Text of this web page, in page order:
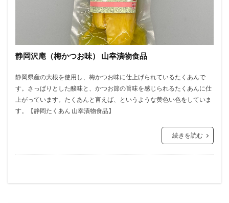
静岡沢庵（梅かつお味） 山幸漬物食品
静岡県産の大根を使用し、梅かつお味に仕上げられているたくあんで
す。さっぱりとした酸味と、かつお節の旨味を感じられるたくあんに仕
上がっています。たくあんと言えば、というような黄色い色をしていま
す。【静岡たくあん 山幸漬物食品】
続きを読む